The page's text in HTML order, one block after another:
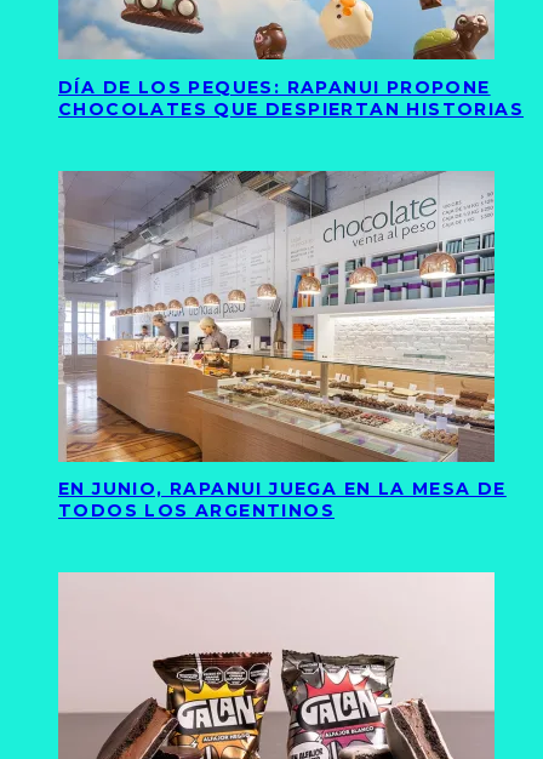
DÍA DE LOS PEQUES: RAPANUI PROPONE
CHOCOLATES QUE DESPIERTAN HISTORIAS
EN JUNIO, RAPANUI JUEGA EN LA MESA DE
TODOS LOS ARGENTINOS